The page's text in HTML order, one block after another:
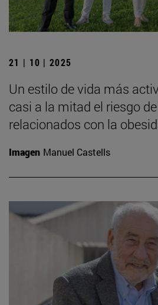
21 | 10 | 2025
Un estilo de vida más
casi a la mitad el riesgo
relacionados con la
Imagen Manuel Castells